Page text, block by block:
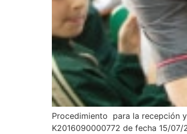
Procedimiento para la recepción
K2016090000772 de fecha 15/